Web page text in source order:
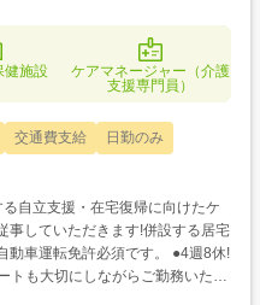
健施設
ケアマネージャー（介護
支援専門員）
交通費支給
日勤のみ
自立支援・在宅復帰に向けたケ
事していただきます!併設する居宅
車運転免許必須です。 ●4週8休!
トも大切にしながらご勤務いただ